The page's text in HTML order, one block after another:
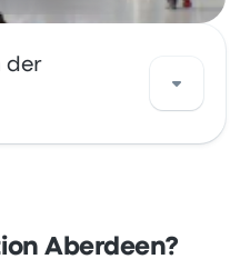
der
auf einer Karte an.
Aberdeen?